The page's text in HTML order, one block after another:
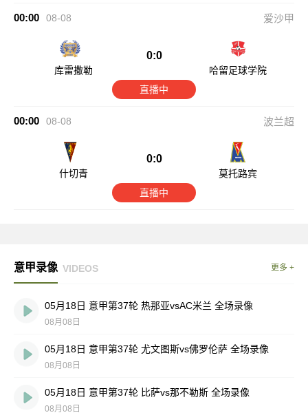
00:00 08-08 爱沙甲
库雷撒勒
0:0
哈留足球学院
直播中
00:00 08-08 波兰超
什切青
0:0
莫托路宾
直播中
意甲录像 VIDEOS 更多 +
05月18日 意甲第37轮 热那亚vsAC米兰 全场录像
08月08日
05月18日 意甲第37轮 尤文图斯vs佛罗伦萨 全场录像
08月08日
05月18日 意甲第37轮 比萨vs那不勒斯 全场录像
08月08日